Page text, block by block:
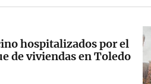
hospitalizados por el
de viviendas en Toledo